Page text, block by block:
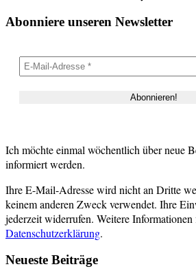
Abonniere unseren Newsletter
Ich möchte einmal wöchentlich über neue
informiert werden.
Ihre E-Mail-Adresse wird nicht an Dritte
keinem anderen Zweck verwendet. Ihre
jederzeit widerrufen. Weitere
Datenschutzerklärung.
Neueste Beiträge